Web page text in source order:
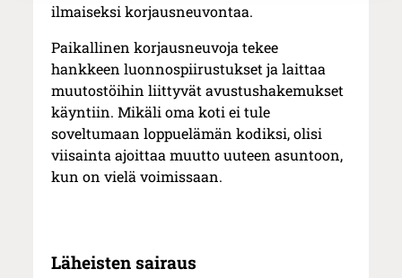
ilmaiseksi korjausneuvontaa.
Paikallinen korjausneuvoja tekee
hankkeen luonnospiirustukset ja laittaa
muutostöihin liittyvät avustushakemukset
käyntiin. Mikäli oma koti ei tule
soveltumaan loppuelämän kodiksi, olisi
viisainta ajoittaa muutto uuteen asuntoon,
kun on vielä voimissaan.
Läheisten sairaus